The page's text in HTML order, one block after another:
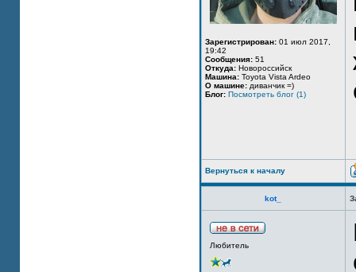
Зарегистрирован: 01 июл 2017,
19:42
Сообщения: 51
Откуда: Новороссийск
Машина: Toyota Vista Ardeo
О машине: диванчик =)
Блог: Посмотреть блог (1)
Вернуться к началу
kot_
Любитель